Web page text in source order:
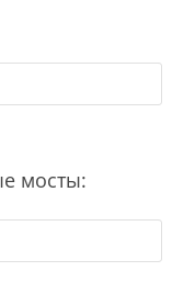
мосты: